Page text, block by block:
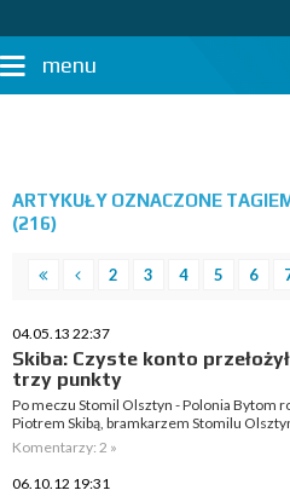
menu
ARTYKUŁY OZNACZONE
(216)
2 3 4 5 6
04.05.13 22:37
Skiba: Czyste konto
trzy punkty
Po meczu Stomil Olsztyn - Polonia Bytom
Piotrem Skibą, bramkarzem Stomilu
Komentarzy: 2 »
06.10.12 19:31